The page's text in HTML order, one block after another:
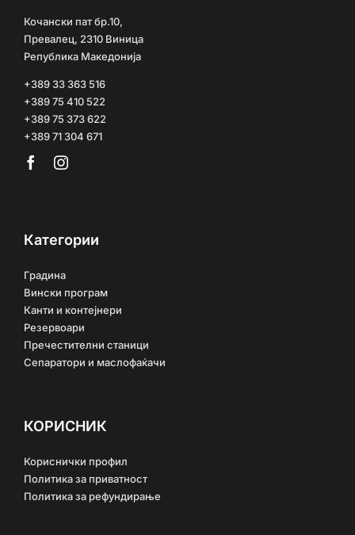
Кочански пат бр.10,
Превалец, 2310 Виница
Република Македонија
+389 33 363 516
+389 75 410 522
+389 75 373 622
+389 71 304 671
Категории
Градина
Вински програм
Канти и контејнери
Резервоари
Пречестителни станици
Сепаратори и маслофаќачи
КОРИСНИК
Кориснички профил
Политика за приватност
Политика за рефундирање